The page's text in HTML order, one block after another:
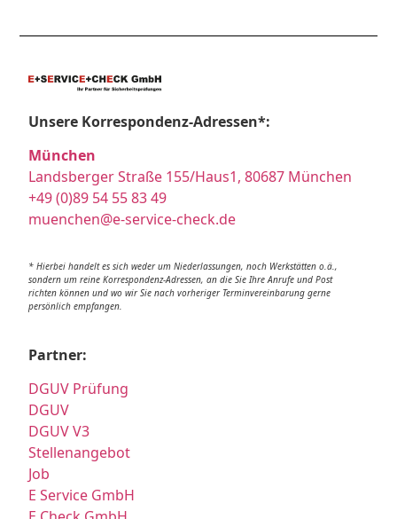
Unsere Korrespondenz-Adressen*:
München
Landsberger Straße 155/Haus1, 80687 München
+49 (0)89 54 55 83 49
muenchen@e-service-check.de
* Hierbei handelt es sich weder um Niederlassungen, noch Werkstätten o.ä.,
sondern um reine Korrespondenz-Adressen, an die Sie Ihre Anrufe und Post
richten können und wo wir Sie nach vorheriger Terminvereinbarung gerne
persönlich empfangen.
Partner:
DGUV Prüfung
DGUV
DGUV V3
Stellenangebot
Job
E Service GmbH